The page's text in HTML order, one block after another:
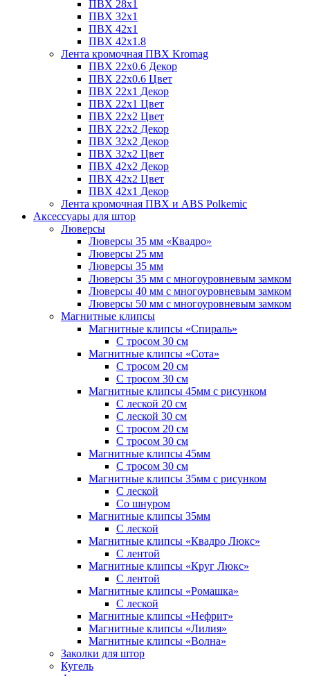
ПВХ 28х1
ПВХ 32x1
ПВХ 42х1
ПВХ 42х1.8
Лента кромочная ПВХ Kromag
ПВХ 22x0.6 Декор
ПВХ 22x0.6 Цвет
ПВХ 22x1 Декор
ПВХ 22x1 Цвет
ПВХ 22x2 Цвет
ПВХ 22x2 Декор
ПВХ 32x2 Декор
ПВХ 32x2 Цвет
ПВХ 42x2 Декор
ПВХ 42x2 Цвет
ПВХ 42x1 Декор
Лента кромочная ПВХ и ABS Polkemic
Аксессуары для штор
Люверсы
Люверсы 35 мм «Квадро»
Люверсы 25 мм
Люверсы 35 мм
Люверсы 35 мм с многоуровневым замком
Люверсы 40 мм с многоуровневым замком
Люверсы 50 мм с многоуровневым замком
Магнитные клипсы
Магнитные клипсы «Спираль»
С тросом 30 см
Магнитные клипсы «Сота»
С тросом 20 см
С тросом 30 см
Магнитные клипсы 45мм с рисунком
С леской 20 см
С леской 30 см
С тросом 20 см
С тросом 30 см
Магнитные клипсы 45мм
С тросом 30 см
Магнитные клипсы 35мм с рисунком
С леской
Со шнуром
Магнитные клипсы 35мм
С леской
Магнитные клипсы «Квадро Люкс»
С лентой
Магнитные клипсы «Круг Люкс»
С лентой
Магнитные клипсы «Ромашка»
С леской
Магнитные клипсы «Нефрит»
Магнитные клипсы «Лилия»
Магнитные клипсы «Волна»
Заколки для штор
Кугель